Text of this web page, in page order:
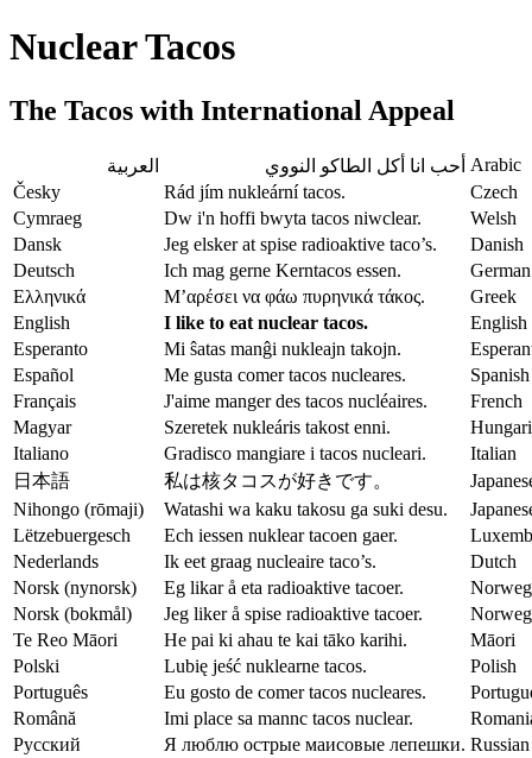
Nuclear Tacos
The Tacos with International Appeal
العربية أحب انا أكل الطاكو النووي Arabic
Česky
Rád jím nukleární tacos.
Czech
Cymraeg
Dw i'n hoffi bwyta tacos niwclear.
Welsh
Dansk
Jeg elsker at spise radioaktive taco’s.
Danish
Deutsch
Ich mag gerne Kerntacos essen.
German
Ελληνικά
Μ’αρέσει να φάω πυρηνικά τάκος.
Greek
English
I like to eat nuclear tacos.
English
Esperanto
Mi ŝatas manĝi nukleajn takojn.
Español
Me gusta comer tacos nucleares.
Spanish
Français
J'aime manger des tacos nucléaires.
French
Magyar
Szeretek nukleáris takost enni.
Italiano
Gradisco mangiare i tacos nucleari.
Italian
日本語
私は核タコスが好きです。
Nihongo (rōmaji)
Watashi wa kaku takosu ga suki desu.
Lëtzebuergesch
Ech iessen nuklear tacoen gaer.
Nederlands
Ik eet graag nucleaire taco’s.
Dutch
Norsk (nynorsk)
Eg likar å eta radioaktive tacoer.
Norsk (bokmål)
Jeg liker å spise radioaktive tacoer.
Te Reo Māori
He pai ki ahau te kai tāko karihi.
Māori
Polski
Lubię jeść nuklearne tacos.
Polish
Português
Eu gosto de comer tacos nucleares.
Română
Imi place sa mannc tacos nuclear.
Русский
Я люблю острые маисовые лепешки. Russian